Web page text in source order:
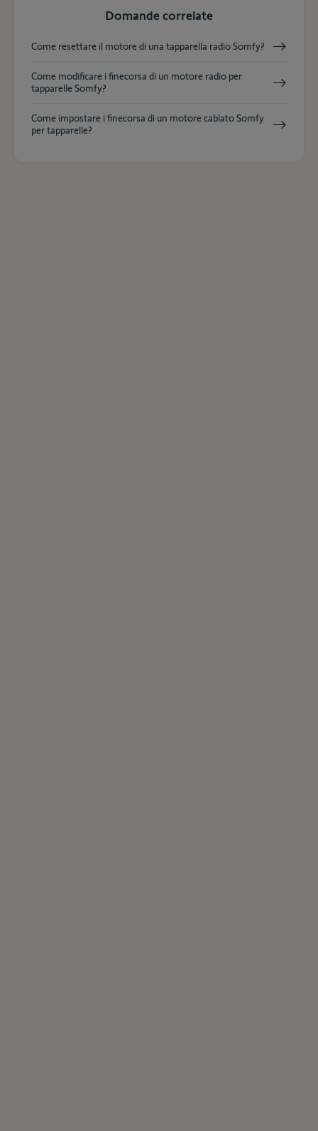
Domande correlate
Come resettare il motore di una tapparella radio Somfy?
Come modificare i finecorsa di un motore radio per
tapparelle Somfy?
Come impostare i finecorsa di un motore cablato Somfy
per tapparelle?